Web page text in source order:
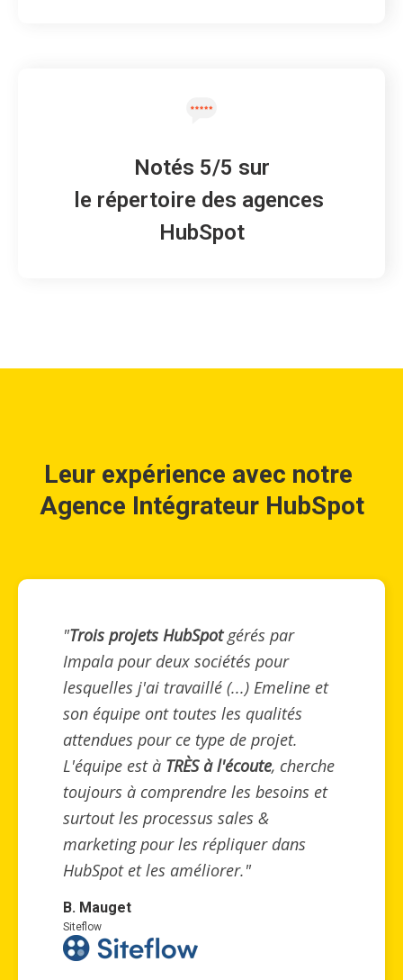
Notés 5/5 sur
le répertoire des agences
HubSpot
Leur expérience avec notre
Agence Intégrateur HubSpot
"Trois projets HubSpotgérés par
Impala pour deux sociétés pour
lesquelles j'ai travaillé (...) Emeline et
son équipe ont toutes les qualités
attendues pour ce type de projet.
L'équipe est à TRÈS à l'écoute, cherche
toujours à comprendre les besoins et
surtout les processus sales &
marketing pour les répliquer dans
HubSpot et les améliorer."
B. Mauget
Siteflow